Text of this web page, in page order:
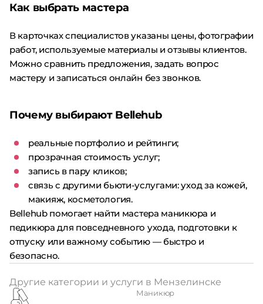
Как выбрать мастера
В карточках специалистов указаны цены, фотографии
работ, используемые материалы и отзывы клиентов.
Можно сравнить предложения, задать вопрос
мастеру и записаться онлайн без звонков.
Почему выбирают Bellehub
реальные портфолио и рейтинги;
прозрачная стоимость услуг;
запись в пару кликов;
связь с другими бьюти-услугами: уход за кожей,
макияж, косметология.
Bellehub помогает найти мастера маникюра и
педикюра для повседневного ухода, подготовки к
отпуску или важному событию — быстро и
безопасно.
Другие категории и услуги в Мензелинске
Маникюр